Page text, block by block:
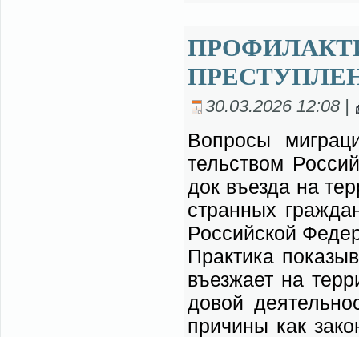
30.03.2026 12:08 |
Во­про­сы
тель­ством
док въез­да на
стран­ных
Рос­сий­ской
Прак­ти­ка
въез­жа­ет на
до­вой
при­чи­ны как